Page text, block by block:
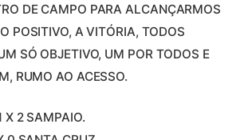
DE CAMPO PARA ALCANÇARMOS
POSITIVO, A VITÓRIA, TODOS
SÓ OBJETIVO, UM POR TODOS E
RUMO AO ACESSO.
X 2 SAMPAIO.